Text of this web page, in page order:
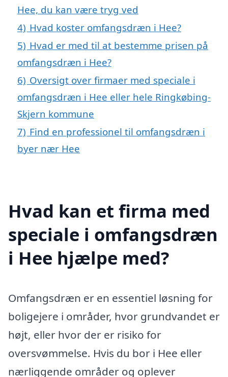
Hee, du kan være tryg ved
4) Hvad koster omfangsdræn i Hee?
5) Hvad er med til at bestemme prisen på
omfangsdræn i Hee?
6) Oversigt over firmaer med speciale i
omfangsdræn i Hee eller hele Ringkøbing-
Skjern kommune
7) Find en professionel til omfangsdræn i
byer nær Hee
Hvad kan et firma med
speciale i omfangsdræn
i Hee hjælpe med?
Omfangsdræn er en essentiel løsning for
boligejere i områder, hvor grundvandet er
højt, eller hvor der er risiko for
oversvømmelse. Hvis du bor i Hee eller
nærliggende områder og oplever